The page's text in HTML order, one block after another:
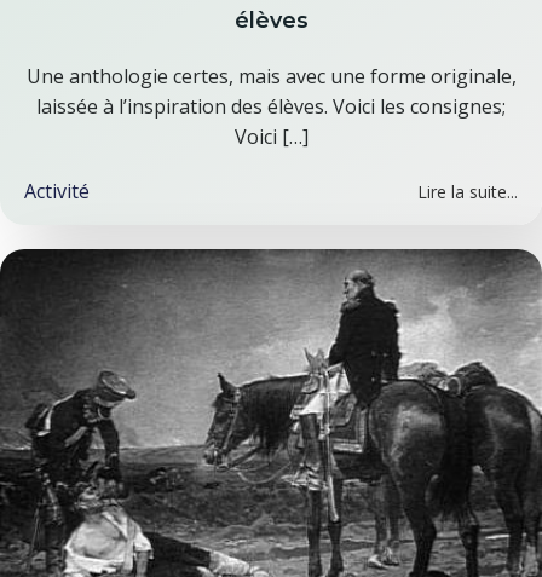
élèves
Une anthologie certes, mais avec une forme originale,
laissée à l’inspiration des élèves. Voici les consignes;
Voici […]
Activité Lire la suite...